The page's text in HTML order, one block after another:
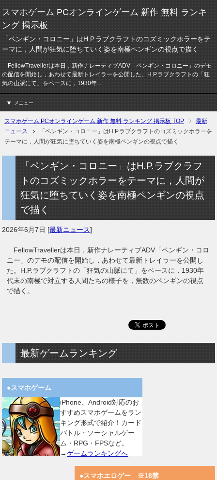
スマホゲーム PCオンラインゲーム 新作 無料 ランキ
ング 掲示板
「ペンギン・コロニー」はH.P.ラブクラフトのコズミックホラーをテ
ーマに，人間が狂気に堕ちていく姿を南極ペンギンの視点で描く
FellowTravellerは本日，新作ナレーティブADV「ペンギン・コロニー」のデモ
の配信を開始し，あわせて最新トレイラーを公開した。H.P.ラブクラフトの「狂
気の山脈にて」をベースに，1930年...
メニュー
スマホゲーム PCオンラインゲーム 新作 無料 ランキング 掲示板 TOP
最新
ニュース
「ペンギン・コロニー」はH.P.ラブクラフトのコズミックホラーを
テーマに，人間が狂気に堕ちていく姿を南極ペンギンの視点で描く
「ペンギン・コロニー」はH.P.ラブクラフ
トのコズミックホラーをテーマに，人間が
狂気に堕ちていく姿を南極ペンギンの視点
で描く
2026年6月7日 [最新ニュース]
FellowTravellerは本日，新作ナレーティブADV「ペンギン・コロ
ニー」のデモの配信を開始し，あわせて最新トレイラーを公開し
た。H.P.ラブクラフトの「狂気の山脈にて」をベースに，1930年
代末の南極で対立する人間たちの様子を，無数のペンギンの視点
で描く。
最新ゲームランキング
●スマホゲーム
iPhone、Android対応のお
すすめスマホゲームをラン
キング形式で紹介！カード
バトル・ソーシャルゲー
ム・RPG・FPSなど。
→ゲームランキングへ
●スマホエロゲー ※18禁